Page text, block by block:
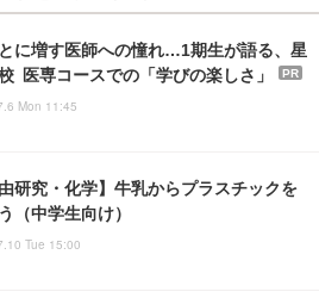
に増す医師への憧れ…1期生が語る、星
医専コースでの「学びの楽しさ」
PR
Mon 11:45
由研究・化学】牛乳からプラスチックを
（中学生向け）
Tue 15:00